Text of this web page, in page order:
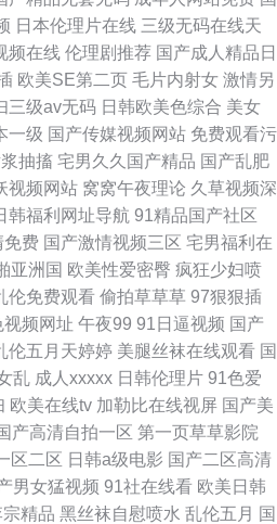
日本伦理片在线 三级无码在线天
频在线 伦理剧推荐 国产成人精品日
欧美SE第二页 毛片内射女 激情另
三级av无码 日韩欧美色综合 美女
一级 国产传媒视频网站 免费观看污
抽搐 宅男久久国产精品 国产乱肥
视频网站 窝窝午夜理论 久草视频深
韩福利网址导航 91精品国产社区
免费 国产激情视频三区 宅男福利在
亚洲国 欧美性爱密臀 疯狂少妇喷
伦免费观看 偷拍草草草 97狠狠插
视频网址 午夜99 91日逼视频 国产
伦五月天婷婷 美腿丝袜在线观看 国
乱 成人xxxxx 日韩伦理片 91色爱
欧美在线tv 加勒比在线视屏 国产美
产高清自拍一区 第一页草草影院
区二区 日韩a级电影 国产二区高清
男女猛视频 91社在线看 欧美日韩
精品 黑丝袜自慰喷水 乱伦五月 国